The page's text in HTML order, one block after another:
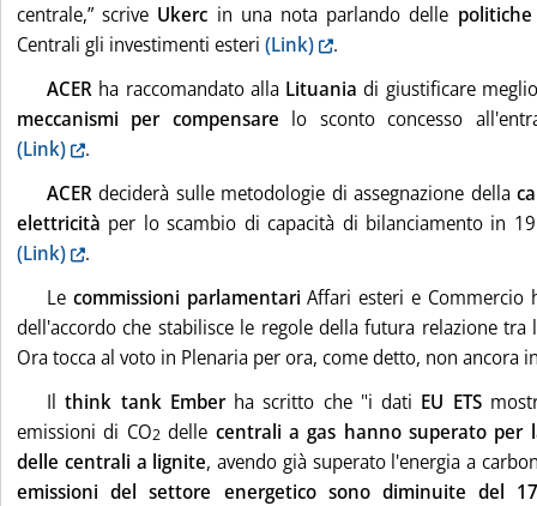
centrale,” scrive Ukerc in una nota parlando delle
Centrali gli investimenti esteri (Link)
.
ACER ha raccomandato alla Lituania di giustificare
meccanismi per compensare lo sconto concesso
(Link)
.
ACER deciderà sulle metodologie di assegnazione della
elettricità per lo scambio di capacità di bilanciamento in
(Link)
.
Le commissioni parlamentari Affari esteri e Commercio
dell'accordo che stabilisce le regole della futura relazione
Ora tocca al voto in Plenaria per ora, come detto, non ancora
Ilthink tank Ember ha scritto che "i dati EU ETS
emissioni di CO2 delle centrali a gas hanno superato per
delle centrali a lignite, avendo già superato l'energia a
emissioni del settore energetico sono diminuite del